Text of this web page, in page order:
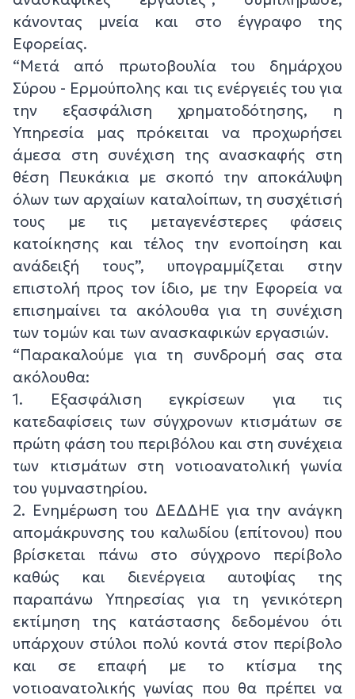
κάνοντας μνεία και στο έγγραφο της
Εφορείας.
“Μετά από πρωτοβουλία του δημάρχου
Σύρου - Ερμούπολης και τις ενέργειές του για
την εξασφάλιση χρηματοδότησης, η
Υπηρεσία μας πρόκειται να προχωρήσει
άμεσα στη συνέχιση της ανασκαφής στη
θέση Πευκάκια με σκοπό την αποκάλυψη
όλων των αρχαίων καταλοίπων, τη συσχέτισή
τους με τις μεταγενέστερες φάσεις
κατοίκησης και τέλος την ενοποίηση και
ανάδειξή τους”, υπογραμμίζεται στην
επιστολή προς τον ίδιο, με την Εφορεία να
επισημαίνει τα ακόλουθα για τη συνέχιση
των τομών και των ανασκαφικών εργασιών.
“Παρακαλούμε για τη συνδρομή σας στα
ακόλουθα:
1. Εξασφάλιση εγκρίσεων για τις
κατεδαφίσεις των σύγχρονων κτισμάτων σε
πρώτη φάση του περιβόλου και στη συνέχεια
των κτισμάτων στη νοτιοανατολική γωνία
του γυμναστηρίου.
2. Ενημέρωση του ΔΕΔΔΗΕ για την ανάγκη
απομάκρυνσης του καλωδίου (επίτονου) που
βρίσκεται πάνω στο σύγχρονο περίβολο
καθώς και διενέργεια αυτοψίας της
παραπάνω Υπηρεσίας για τη γενικότερη
εκτίμηση της κατάστασης δεδομένου ότι
υπάρχουν στύλοι πολύ κοντά στον περίβολο
και σε επαφή με το κτίσμα της
νοτιοανατολικής γωνίας που θα πρέπει να